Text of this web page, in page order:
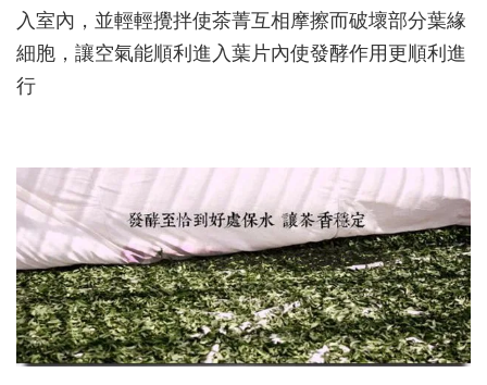
入室內，並輕輕攪拌使茶菁互相摩擦而破壞部分葉緣
細胞，讓空氣能順利進入葉片內使發酵作用更順利進
行